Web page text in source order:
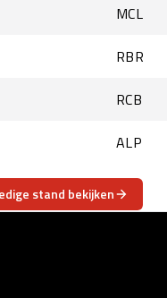
MCL
RBR
RCB
ALP
stand bekijken